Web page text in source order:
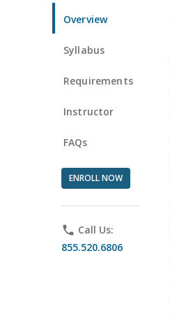
Overview
Syllabus
Requirements
Instructor
FAQs
ENROLL NOW
phone Call Us:
855.520.6806